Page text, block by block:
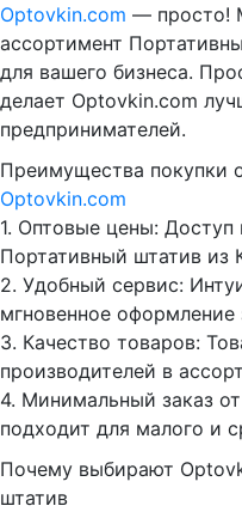
Optovkin.com — просто!
ассортимент
для вашего бизнеса.
делает Optovkin.com
предпринимателей.
Преимущества покупки
Optovkin.com
1.⁠ ⁠Оптовые цены:
Портативный штатив из
2.⁠ ⁠Удобный сервис:
мгновенное оформление
3.⁠ ⁠Качество товаров:
производителей в
4.⁠ ⁠Минимальный заказ
подходит для малого и
Почему выбирают
штатив